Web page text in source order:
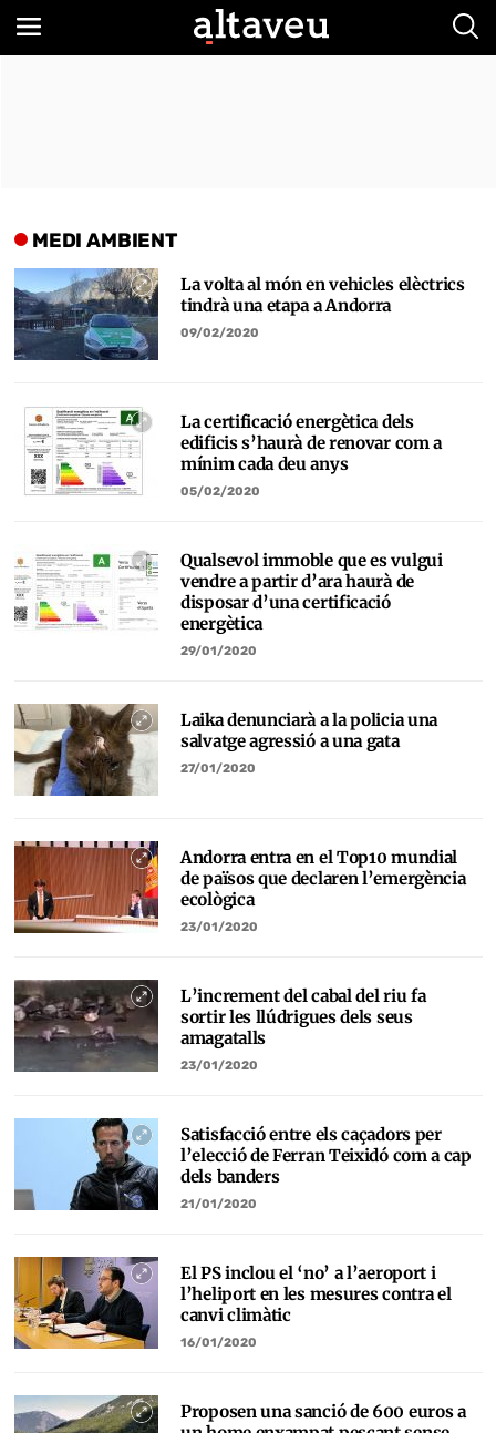
MEDI AMBIENT
La volta al món en vehicles elèctrics
tindrà una etapa a Andorra
09/02/2020
La certificació energètica dels
edificis s’haurà de renovar com a
mínim cada deu anys
05/02/2020
Qualsevol immoble que es vulgui
vendre a partir d’ara haurà de
disposar d’una certificació
energètica
29/01/2020
Laika denunciarà a la policia una
salvatge agressió a una gata
27/01/2020
Andorra entra en el Top10 mundial
de països que declaren l’emergència
ecològica
23/01/2020
L’increment del cabal del riu fa
sortir les llúdrigues dels seus
amagatalls
23/01/2020
Satisfacció entre els caçadors per
l’elecció de Ferran Teixidó com a cap
dels banders
21/01/2020
El PS inclou el ‘no’ a l’aeroport i
l’heliport en les mesures contra el
canvi climàtic
16/01/2020
Proposen una sanció de 600 euros a